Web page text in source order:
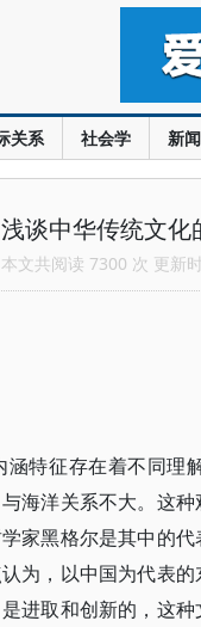
关系 社会学 新
谈中华传统文化
文共阅读 7300 次 更新
特征存在着不同理
海洋关系不大。这
家黑格尔是其中的
为，以中国为代表
进取和创新的，这种